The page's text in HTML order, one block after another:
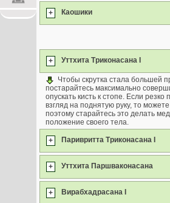
+ Каошики
+ Уттхита Триконасана I
Чтобы скрутка стала большей
постарайтесь максимально
опускать кисть к стопе. Если резко
взгляд на поднятую руку, то
поэтому старайтесь это делать
положение своего тела.
+ Паривритта Триконасана I
+ Уттхита Паршваконасана
+ Вирабхадрасана I